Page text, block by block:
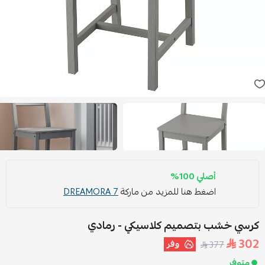
أصلي 100%
اضغط هنا للمزيد من ماركةDREAMORA 7
كرسي خشب بتصميم كلاسيكي - رمادي
302
377 وفر